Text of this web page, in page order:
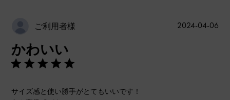
ご利用者様
かわいい
サイズ感と使い勝手がとてもいいです！
公
2024-04-06